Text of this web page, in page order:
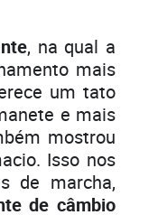
, na qual a
mais
um tato
e mais
mostrou
Isso nos
de marcha,
de câmbio